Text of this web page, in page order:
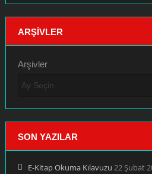
ARŞIVLER
Arşivler
SON YAZILAR
E-Kitap Okuma Kılavuzu 22 Şubat